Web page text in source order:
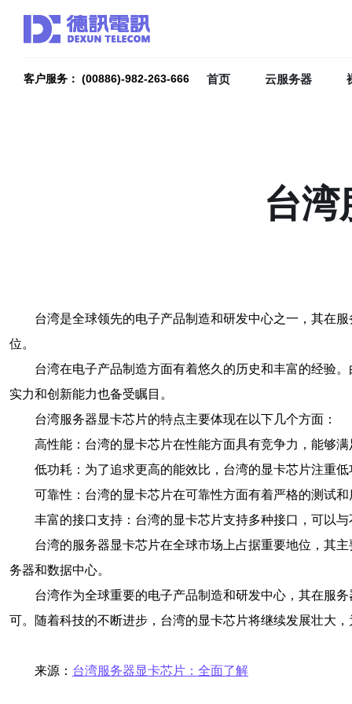
客户服务： (00886)-982-263-666 首页 云服务器
台湾
台湾是全球领先的电子产品制造和研发中心之一，其在
位。
台湾在电子产品制造方面有着悠久的历史和丰富的经验
实力和创新能力也备受瞩目。
台湾服务器显卡芯片的特点主要体现在以下几个方面：
高性能：台湾的显卡芯片在性能方面具有竞争力，能够
低功耗：为了追求更高的能效比，台湾的显卡芯片注重
可靠性：台湾的显卡芯片在可靠性方面有着严格的测试
丰富的接口支持：台湾的显卡芯片支持多种接口，可以
台湾的服务器显卡芯片在全球市场上占据重要地位，其
务器和数据中心。
台湾作为全球重要的电子产品制造和研发中心，其在服
可。随着科技的不断进步，台湾的显卡芯片将继续发展壮大
来源： 台湾服务器显卡芯片：全面了解